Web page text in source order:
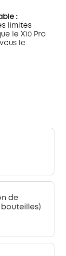
:
limites
le X10 Pro
le
de